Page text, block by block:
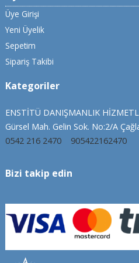
Üye Girişi
Yeni Üyelik
Sepetim
Sipariş Takibi
Kategoriler
ENSTİTÜ DANIŞMANLIK
Gürsel Mah. Gelin Sok. No:2/A
0542 216 2470
905422162470
Bizi takip edin